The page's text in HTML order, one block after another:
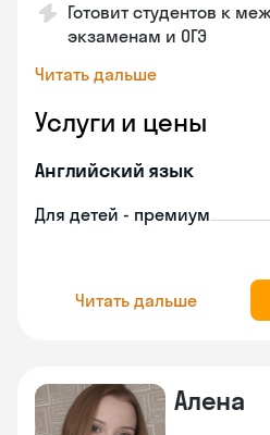
Готовит студентов к
экзаменам и ОГЭ
Читать дальше
Услуги и цены
Английский язык
Для детей - премиум
Читать дальше
Алена